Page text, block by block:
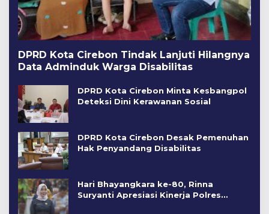
DPRD Kota Cirebon Tindak Lanjuti Hilangnya
Data Adminduk Warga Disabilitas
DPRD Kota Cirebon Minta Kesbangpol
Deteksi Dini Kerawanan Sosial
DPRD Kota Cirebon Desak Pemenuhan
Hak Penyandang Disabilitas
Hari Bhayangkara ke-80, Rinna
Suryanti Apresiasi Kinerja Polres